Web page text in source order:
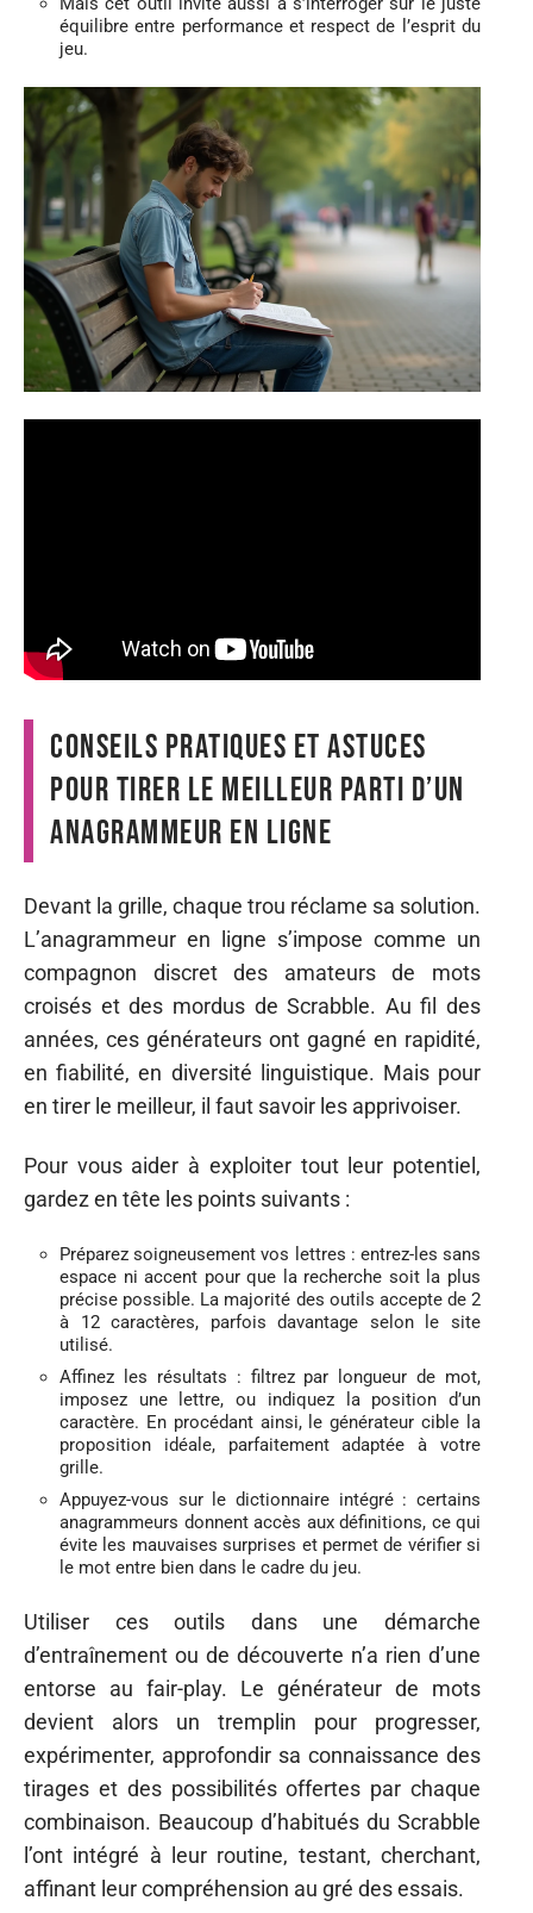
équilibre entre performance et respect de l’esprit du
jeu.
Conseils pratiques et astuces
pour tirer le meilleur parti d’un
anagrammeur en ligne
Devant la grille, chaque trou réclame sa solution.
L’anagrammeur en ligne s’impose comme un
compagnon discret des amateurs de mots
croisés et des mordus de Scrabble. Au fil des
années, ces générateurs ont gagné en rapidité,
en fiabilité, en diversité linguistique. Mais pour
en tirer le meilleur, il faut savoir les apprivoiser.
Pour vous aider à exploiter tout leur potentiel,
gardez en tête les points suivants :
Préparez soigneusement vos lettres : entrez-les sans
espace ni accent pour que la recherche soit la plus
précise possible. La majorité des outils accepte de 2
à 12 caractères, parfois davantage selon le site
utilisé.
Affinez les résultats : filtrez par longueur de mot,
imposez une lettre, ou indiquez la position d’un
caractère. En procédant ainsi, le générateur cible la
proposition idéale, parfaitement adaptée à votre
grille.
Appuyez-vous sur le dictionnaire intégré : certains
anagrammeurs donnent accès aux définitions, ce qui
évite les mauvaises surprises et permet de vérifier si
le mot entre bien dans le cadre du jeu.
Utiliser ces outils dans une démarche
d’entraînement ou de découverte n’a rien d’une
entorse au fair-play. Le générateur de mots
devient alors un tremplin pour progresser,
expérimenter, approfondir sa connaissance des
tirages et des possibilités offertes par chaque
combinaison. Beaucoup d’habitués du Scrabble
l’ont intégré à leur routine, testant, cherchant,
affinant leur compréhension au gré des essais.